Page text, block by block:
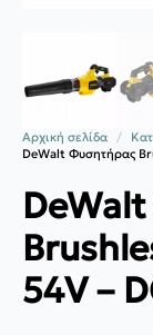
Αρχική σελίδα
DeWalt Φυσητήρας
54V –